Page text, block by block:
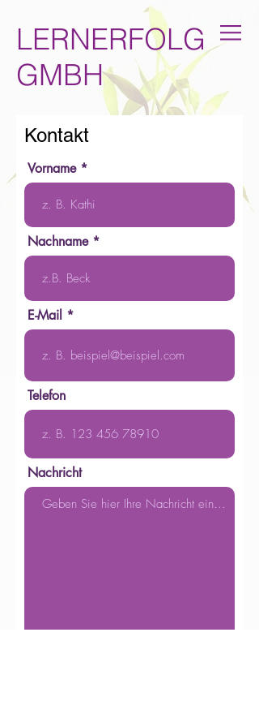
LERNERFOLG
GMBH
Vorname
Nachname
E-Mail
Telefon
Nachricht
Kontakt